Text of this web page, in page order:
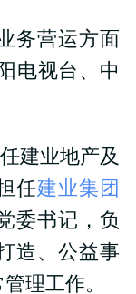
务营运方面
电视台、中
建业地产及
任建业集团
委书记，负
造、公益事
理工作。